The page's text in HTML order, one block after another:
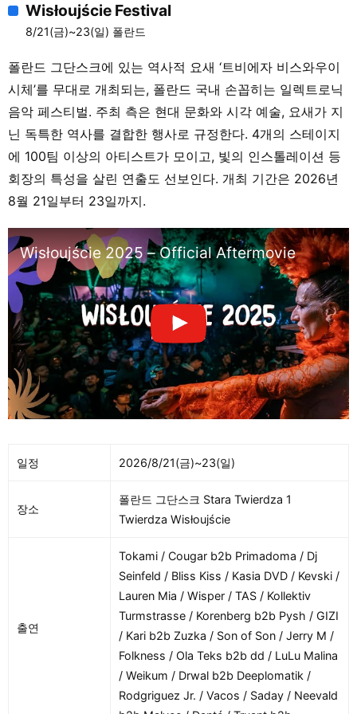
Wisłoujście Festival
8/21(금)~23(일) 폴란드
폴란드 그단스크에 있는 역사적 요새 ‘트비에자 비스와우이
시체’를 무대로 개최되는, 폴란드 국내 손꼽히는 일렉트로닉
음악 페스티벌. 주최 측은 현대 문화와 시각 예술, 요새가 지
닌 독특한 역사를 결합한 행사로 규정한다. 4개의 스테이지
에 100팀 이상의 아티스트가 모이고, 빛의 인스톨레이션 등
회장의 특성을 살린 연출도 선보인다. 개최 기간은 2026년
8월 21일부터 23일까지.
Wisłoujście 2025 – Official Aftermovie
일정 2026/8/21(금)~23(일)
장소
폴란드 그단스크 Stara Twierdza 1
Twierdza Wisłoujście
출연
Tokami / Cougar b2b Primadoma / Dj
Seinfeld / Bliss Kiss / Kasia DVD / Kevski /
Lauren Mia / Wisper / TAS / Kollektiv
Turmstrasse / Korenberg b2b Pysh / GIZI
/ Kari b2b Zuzka / Son of Son / Jerry M /
Folkness / Ola Teks b2b dd / LuLu Malina
/ Weikum / Drwal b2b Deeplomatik /
Rodgriguez Jr. / Vacos / Saday / Neevald